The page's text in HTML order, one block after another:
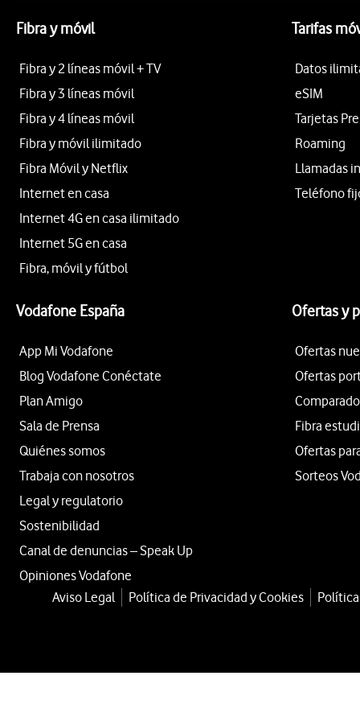
Fibra y móvil
Fibra y 2 líneas móvil + TV
Fibra y 3 líneas móvil
Fibra y 4 líneas móvil
Fibra y móvil ilimitado
Fibra Móvil y Netflix
Internet en casa
Internet 4G en casa ilimitado
Internet 5G en casa
Fibra, móvil y fútbol
Tarifas
Datos
eSIM
Tarjetas
Roaming
Llamadas
Teléfono
Vodafone España
App Mi Vodafone
Blog Vodafone Conéctate
Plan Amigo
Sala de Prensa
Quiénes somos
Trabaja con nosotros
Legal y regulatorio
Sostenibilidad
Canal de denuncias – Speak Up
Opiniones Vodafone
Ofertas y
Ofertas
Ofertas
Fibra
Ofertas
Sorteos
Aviso Legal Política de Privacidad y Cookies